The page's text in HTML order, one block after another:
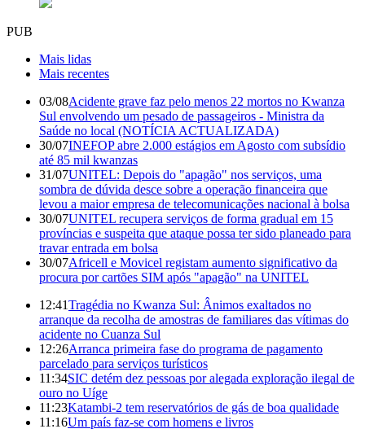
PUB
Mais lidas
Mais recentes
03/08Acidente grave faz pelo menos 22 mortos no Kwanza
Sul envolvendo um pesado de passageiros - Ministra da
Saúde no local (NOTÍCIA ACTUALIZADA)
30/07INEFOP abre 2.000 estágios em Agosto com subsídio
até 85 mil kwanzas
31/07UNITEL: Depois do "apagão" nos serviços, uma
sombra de dúvida desce sobre a operação financeira que
levou a maior empresa de telecomunicações nacional à bolsa
30/07UNITEL recupera serviços de forma gradual em 15
províncias e suspeita que ataque possa ter sido planeado para
travar entrada em bolsa
30/07Africell e Movicel registam aumento significativo da
procura por cartões SIM após "apagão" na UNITEL
12:41Tragédia no Kwanza Sul: Ânimos exaltados no
arranque da recolha de amostras de familiares das vítimas do
acidente no Cuanza Sul
12:26Arranca primeira fase do programa de pagamento
parcelado para serviços turísticos
11:34SIC detém dez pessoas por alegada exploração ilegal de
ouro no Uíge
11:23Katambi-2 tem reservatórios de gás de boa qualidade
11:16Um país faz-se com homens e livros